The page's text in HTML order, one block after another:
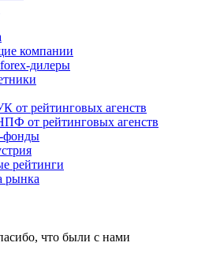
компании
дилеры
от рейтинговых агенств
от рейтинговых агенств
фонды
рейтинги
рынка
что были с нами